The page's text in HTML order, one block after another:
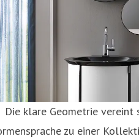
Die klare Geometrie
zu einer